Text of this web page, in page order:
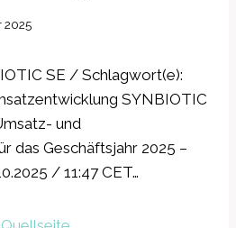
2025
SE / Schlagwort(e):
SYNBIOTIC
und
das Geschäftsjahr 2025 –
/ 11:47 CET…